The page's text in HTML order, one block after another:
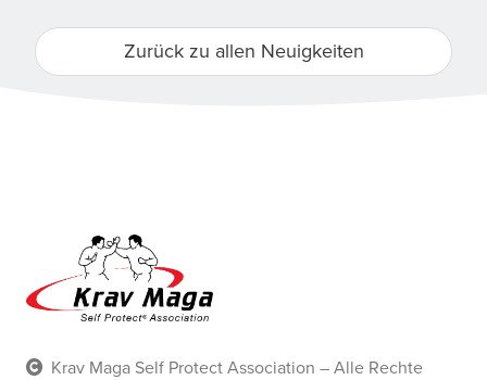
Zurück zu allen Neuigkeiten
Krav Maga Self Protect Association – Alle Rechte